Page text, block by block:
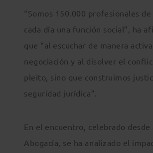
“Somos 150.000 profesionales
cada día una función social”, ha
que “al escuchar de manera
negociación y al disolver el
pleito, sino que construimos
seguridad jurídica”.
En el encuentro, celebrado
Abogacía, se ha analizado el